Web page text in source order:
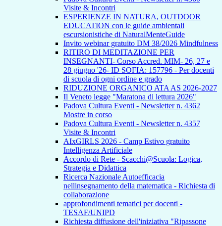
Visite & Incontri
ESPERIENZE IN NATURA, OUTDOOR
EDUCATION con le guide ambientali
escursionistiche di NaturalMenteGuide
Invito webinar gratuito DM 38/2026 Mindfulness
RITIRO DI MEDITAZIONE PER
INSEGNANTI- Corso Accred. MIM- 26, 27 e
28 giugno '26- ID SOFIA: 157796 - Per docenti
di scuola di ogni ordine e grado
RIDUZIONE ORGANICO ATA AS 2026-2027
Il Veneto legge "Maratona di lettura 2026"
Padova Cultura Eventi - Newsletter n. 4362
Mostre in corso
Padova Cultura Eventi - Newsletter n. 4357
Visite & Incontri
AIxGIRLS 2026 - Camp Estivo gratuito
Intelligenza Artificiale
Accordo di Rete - Scacchi@Scuola: Logica,
Strategia e Didattica
Ricerca Nazionale Autoefficacia
nellinsegnamento della matematica - Richiesta di
collaborazione
approfondimenti tematici per docenti -
TESAF/UNIPD
Richiesta diffusione dell'iniziativa "Ripassone